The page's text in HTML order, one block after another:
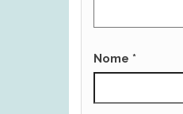
Nome *